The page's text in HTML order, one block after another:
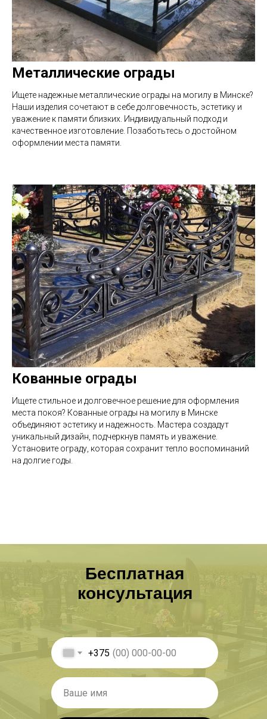
Металлические ограды
Ищете надежные металлические ограды на могилу в Минске?
Наши изделия сочетают в себе долговечность, эстетику и
уважение к памяти близких. Индивидуальный подход и
качественное изготовление. Позаботьтесь о достойном
оформлении места памяти.
Кованные ограды
Ищете стильное и долговечное решение для оформления
места покоя? Кованные ограды на могилу в Минске
объединяют эстетику и надежность. Мастера создадут
уникальный дизайн, подчеркнув память и уважение.
Установите ограду, которая сохранит тепло воспоминаний
на долгие годы.
Бесплатная
консультация
+375